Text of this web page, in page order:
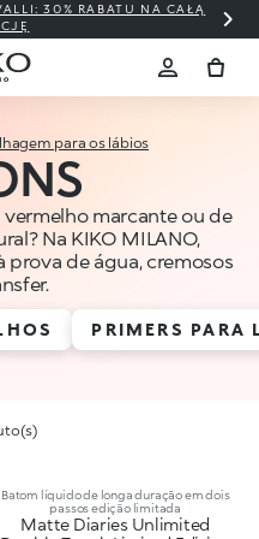
30% RABATU NA CAŁĄ
para os lábios
marcante ou de
Na KIKO MILANO,
de água, cremosos
PRIMERS PARA
Batom líquido de longa duração em dois
passos edição limitada
Matte Diaries Unlimited